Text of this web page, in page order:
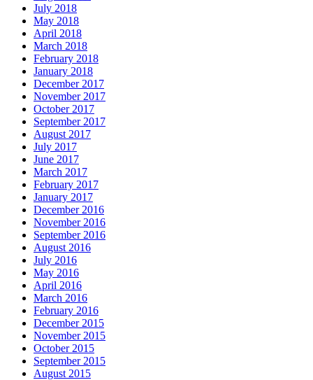
July 2018
May 2018
April 2018
March 2018
February 2018
January 2018
December 2017
November 2017
October 2017
September 2017
August 2017
July 2017
June 2017
March 2017
February 2017
January 2017
December 2016
November 2016
September 2016
August 2016
July 2016
May 2016
April 2016
March 2016
February 2016
December 2015
November 2015
October 2015
September 2015
August 2015